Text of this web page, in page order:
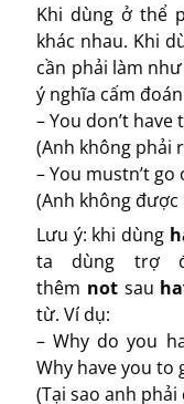
Khi dùng ở thể
khác nhau. Khi
cần phải làm
ý nghĩa cấm
– You don’t have
(Anh không phải
– You mustn’t go
(Anh không được
Lưu ý: khi dùng
ta dùng trợ
thêm notsau
từ. Ví dụ:
– Why do you
Why have you to
(Tại sao anh phải